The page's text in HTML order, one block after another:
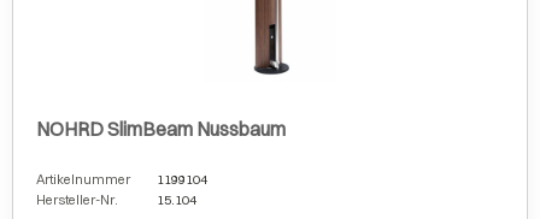
NOHRD SlimBeam Nussbaum
Artikelnummer
1199104
Hersteller-Nr.
15.104